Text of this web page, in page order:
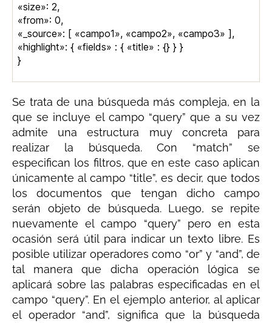
«size»: 2,
«from»: 0,
«_source»: [ «campo1», «campo2», «campo3» ],
«highlight»: { «fields» : { «title» : {} } }
}
Se trata de una búsqueda más compleja, en la
que se incluye el campo “query” que a su vez
admite una estructura muy concreta para
realizar la búsqueda. Con “match” se
especifican los filtros, que en este caso aplican
únicamente al campo “title”, es decir, que todos
los documentos que tengan dicho campo
serán objeto de búsqueda. Luego, se repite
nuevamente el campo “query” pero en esta
ocasión será útil para indicar un texto libre. Es
posible utilizar operadores como “or” y “and”, de
tal manera que dicha operación lógica se
aplicará sobre las palabras especificadas en el
campo “query”. En el ejemplo anterior, al aplicar
el operador “and”, significa que la búsqueda